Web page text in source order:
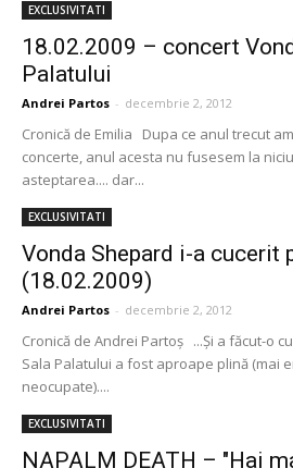
EXCLUSIVITATI
18.02.2009 – concert
Palatului
Andrei Partos - decembrie 2, 2012
Cronică de Emilia Dupa ce anul trecut
concerte, anul acesta nu fusesem la
asteptarea.... dar...
EXCLUSIVITATI
Vonda Shepard i-a cucerit
(18.02.2009)
Andrei Partos - decembrie 2, 2012
Cronică de Andrei Partoş ...Şi a făcut-o
Sala Palatului a fost aproape plină (mai
neocupate)....
EXCLUSIVITATI
NAPALM DEATH – "Hai